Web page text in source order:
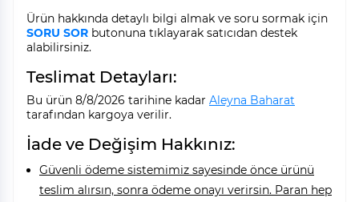
Ürün hakkında detaylı bilgi almak ve soru sormak için
SORU SOR butonuna tıklayarak satıcıdan destek
alabilirsiniz.
Teslimat Detayları:
Bu ürün 8/8/2026 tarihine kadar Aleyna Baharat
tarafından kargoya verilir.
İade ve Değişim Hakkınız:
Güvenli ödeme sistemimiz sayesinde önce ürünü
teslim alırsın, sonra ödeme onayı verirsin. Paran hep